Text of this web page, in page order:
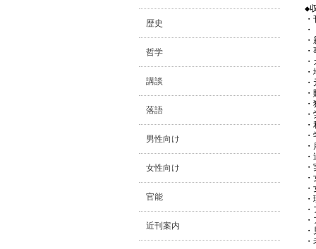
歴史
哲学
講談
落語
男性向け
女性向け
官能
近刊案内
◆